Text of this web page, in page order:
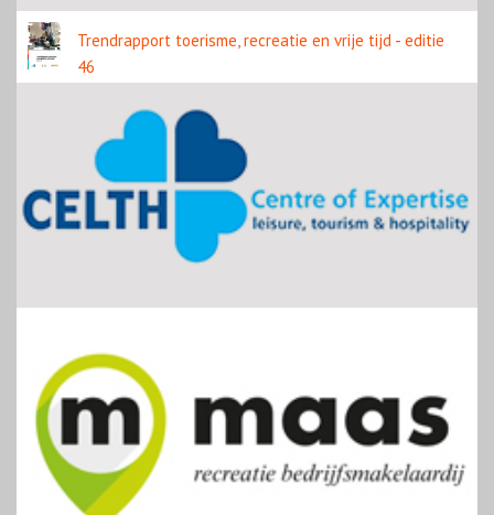
Trendrapport toerisme, recreatie en vrije tijd - editie
46